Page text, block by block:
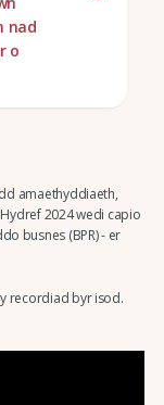
nad
o
amaethyddiaeth,
2024 wedi capio
busnes (BPR) - er
recordiad byr isod.